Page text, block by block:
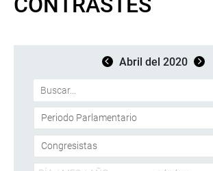
Abril del 2020